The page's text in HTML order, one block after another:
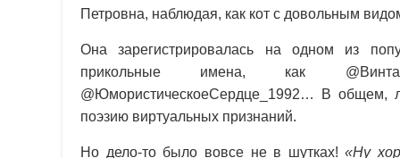
Петровна, наблюдая, как кот с довольным
Она зарегистрировалась на одном из
прикольные имена, как
@ЮмористическоеСердце_1992… В общем,
поэзию виртуальных признаний.
Но дело-то было вовсе не в шутках!«Ну